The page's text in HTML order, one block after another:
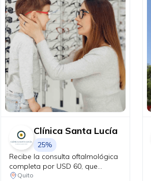
Clínica Santa Lucía
25%
Recibe la consulta oftalmológica
completa por USD 60, que
incluye evaluación con Maya sin
Quito